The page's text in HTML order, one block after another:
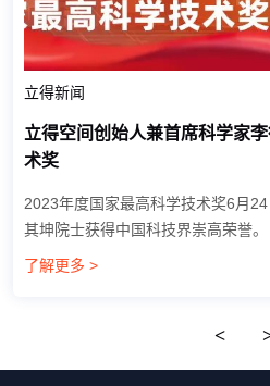
立得新闻
立得空间创始人兼首席科学家
术奖
2023年度国家最高科学技术奖6月
其坤院士获得中国科技界崇高荣誉。 李德仁是著名的摄影测量与
遥感学家，一直致力于提升我国测
了解更多 >
<